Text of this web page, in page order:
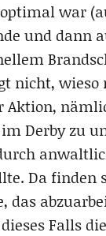
war
und dann
nicht, wieso
Aktion,
Derby zu
Da finden
das
Falls